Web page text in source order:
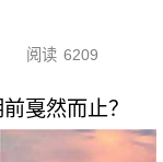
阅读 6209
戛然而止？